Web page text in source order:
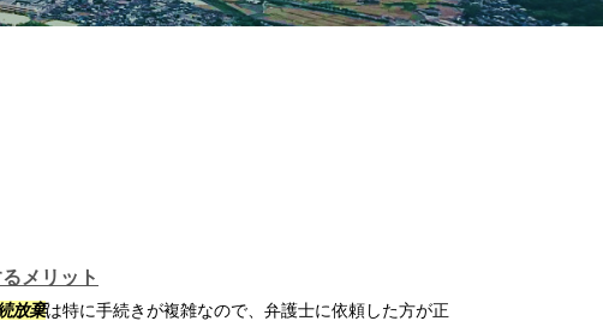
メリット
放棄は特に手続きが複雑なので、弁護士に依頼した方が正